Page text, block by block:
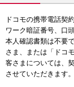
ドコモの携帯電話契
ワーク暗証番号、口
本人確認書類は不要
さま、または「ドコ
客さまについては、
させていただきます。